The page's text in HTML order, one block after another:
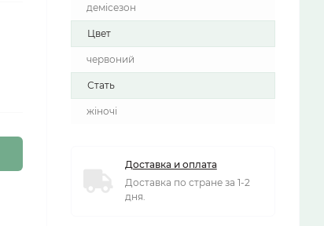
демісезон
Цвет
червоний
Стать
жіночі
Доставка и оплата
Доставка по стране за 1-2
дня.